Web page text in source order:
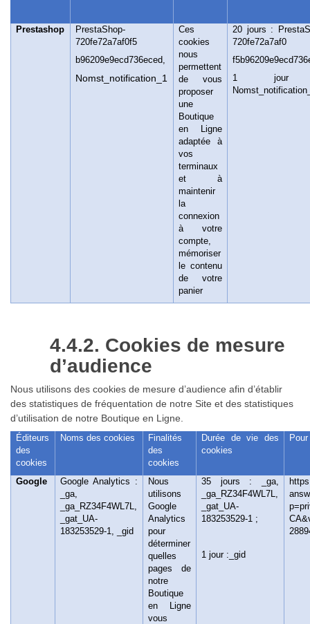
Prestashop
PrestaShop-
720fe72a7af0f5
b96209e9ecd736eced,
Nomst_notification_1
Ces
cookies
nous
permettent
de vous
proposer
une
Boutique
en Ligne
adaptée à
vos
terminaux
et à
maintenir
la
connexion
à votre
compte,
mémoriser
le contenu
de votre
panier
20 jours :
720fe72a7af0
1
4.4.2. Cookies de mesure
d’audience
Nous utilisons des cookies de mesure d’audience afin d’établir
des statistiques de fréquentation de notre Site et des statistiques
d’utilisation de notre Boutique en Ligne.
Éditeurs
des
cookies
Noms des cookies
Finalités
des
cookies
Durée de vie des
cookies
Google
Google Analytics :
_ga,
_ga_RZ34F4WL7L,
_gat_UA-
183253529-1, _gid
Nous
utilisons
Google
Analytics
pour
déterminer
quelles
pages de
notre
Boutique
en Ligne
vous
35 jours : _ga,
_ga_RZ34F4WL7L,
_gat_UA-
183253529-1 ;
1 jour :_gid